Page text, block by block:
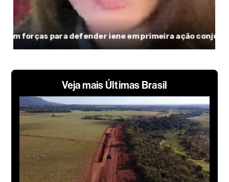
Veja mais Últimas Brasil